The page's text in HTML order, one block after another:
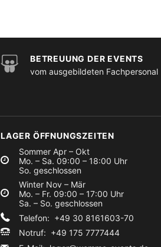
BETREUUNG DER EVENTS
vom ausgebildeten Fachpersonal
LAGER ÖFFNUNGSZEITEN
Sommer Apr – Okt
Mo. – Sa. 09:00 – 18:00 Uhr
So. geschlossen
Winter Nov – Mär
Mo. – Fr. 09:00 – 17:00 Uhr
Sa. – So. geschlossen
Telefon: +49 30 8161603-70
Notruf: +49 175 7777444